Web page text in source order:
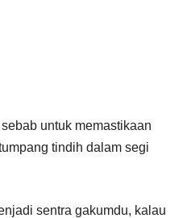
untuk memastikaan
tindih dalam segi
sentra gakumdu, kalau